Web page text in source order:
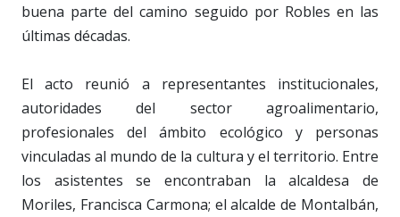
buena parte del camino seguido por Robles en las
últimas décadas.
El acto reunió a representantes institucionales,
autoridades del sector agroalimentario,
profesionales del ámbito ecológico y personas
vinculadas al mundo de la cultura y el territorio. Entre
los asistentes se encontraban la alcaldesa de
Moriles, Francisca Carmona; el alcalde de Montalbán,